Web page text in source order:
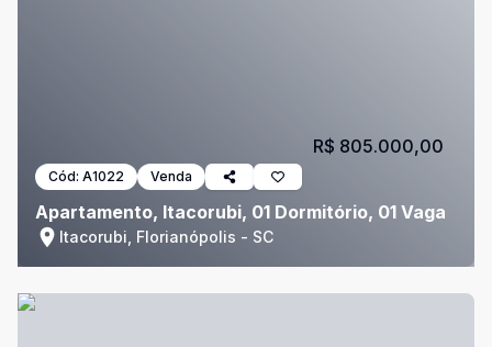
Cód: A1022 Venda
Apartamento, Itacorubi, 01 Dormitório, 01 Vaga
Itacorubi, Florianópolis - SC
R$ 805.000,00